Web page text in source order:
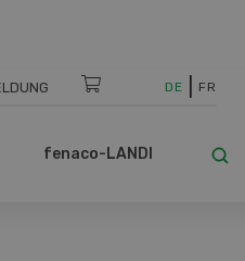
DE FR
fenaco-LANDI